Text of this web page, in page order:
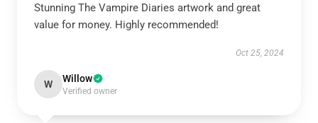
Stunning The Vampire Diaries artwork and great
value for money. Highly recommended!
Oct 25, 2024
W Willow
Verified owner